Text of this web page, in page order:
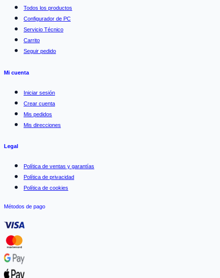
Todos los productos
Configurador de PC
Servicio Técnico
Carrito
Seguir pedido
Mi cuenta
Iniciar sesión
Crear cuenta
Mis pedidos
Mis direcciones
Legal
Política de ventas y garantías
Política de privacidad
Política de cookies
Métodos de pago